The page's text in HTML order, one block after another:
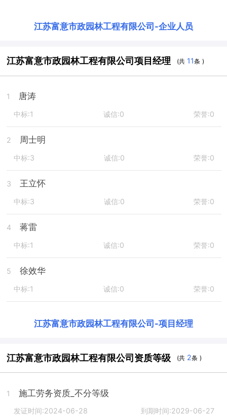
江苏富意市政园林工程有限公司 -企业人员
江苏富意市政园林工程有限公司项目经理 (共 11条 )
1 唐涛
中标:1 诚信:0 荣誉:0
2 周士明
中标:3 诚信:0 荣誉:0
3 王立怀
中标:3 诚信:0 荣誉:0
4 蒋雷
中标:1 诚信:0 荣誉:0
5 徐效华
中标:1 诚信:0 荣誉:0
江苏富意市政园林工程有限公司 -项目经理
江苏富意市政园林工程有限公司资质等级 (共 2条 )
1 施工劳务资质_不分等级
发证时间:2024-06-28 到期时间:2029-06-27